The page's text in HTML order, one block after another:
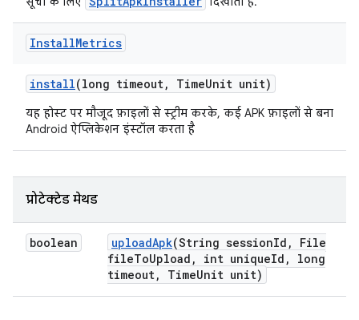
InstallMetrics
install(long timeout, TimeUnit unit)
यह होस्ट पर मौजूद फ़ाइलों से स्ट्रीम करके, कई APK फ़ाइलों से बना
Android ऐप्लिकेशन इंस्टॉल करता है
प्रोटेक्टेड मेथड
boolean uploadApk(String sessionId ,
File
fileToUpload , int uniqueId ,
long
timeout, TimeUnit unit)